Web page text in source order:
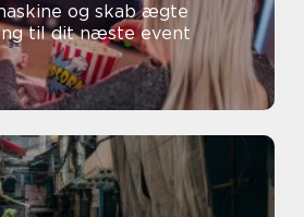
og skab ægte
til dit næste event